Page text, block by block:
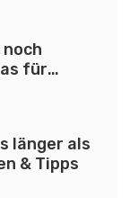
noch
für
länger als
& Tipps